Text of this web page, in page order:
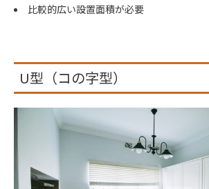
比較的広い設置面積が必要
U型（コの字型）